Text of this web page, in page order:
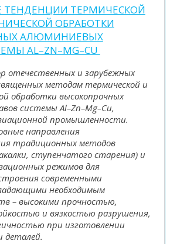
ТЕРМИЧЕСКОЙ
ОБРАБОТКИ
АЛЮМИНИЕВЫХ
AL–ZN–MG–CU
отечественных и зарубежных
методам термической и
обработки высокопрочных
системы Al–Zn–Mg–Cu,
промышленности.
направления
традиционных методов
ступенчатого старения) и
режимов для
современными
необходимым
– высокими прочностью,
и вязкостью разрушения,
при изготовлении
деталей.